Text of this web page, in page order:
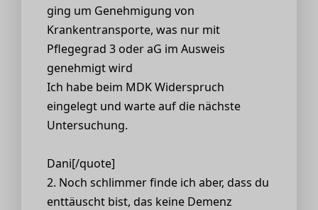
ging um Genehmigung von
Krankentransporte, was nur mit
Pflegegrad 3 oder aG im Ausweis
genehmigt wird
Ich habe beim MDK Widerspruch
eingelegt und warte auf die nächste
Untersuchung.
Dani[/quote]
2. Noch schlimmer finde ich aber, dass du
enttäuscht bist, das keine Demenz